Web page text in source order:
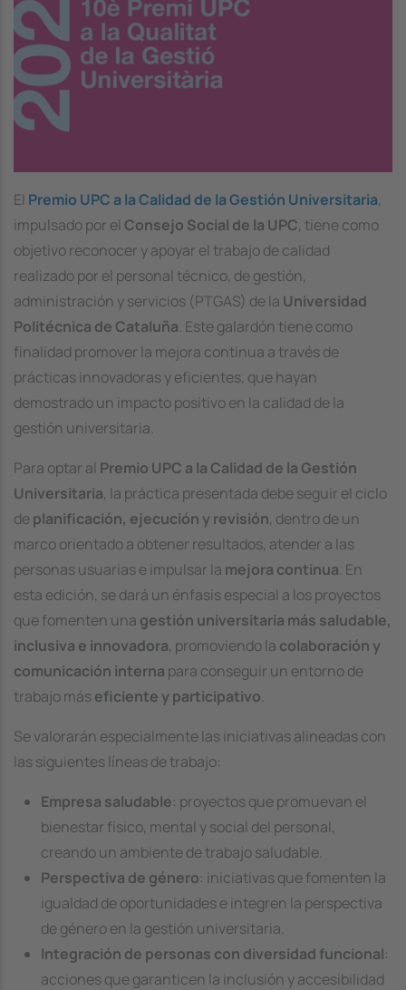
El Premio UPC a la Calidad de la Gestión Universitaria,
impulsado por el Consejo Social de la UPC, tiene como
objetivo reconocer y apoyar el trabajo de calidad
realizado por el personal técnico, de gestión,
administración y servicios (PTGAS) de la Universidad
Politécnica de Cataluña. Este galardón tiene como
finalidad promover la mejora continua a través de
prácticas innovadoras y eficientes, que hayan
demostrado un impacto positivo en la calidad de la
gestión universitaria.
Para optar al Premio UPC a la Calidad de la Gestión
Universitaria, la práctica presentada debe seguir el ciclo
deplanificación, ejecución y revisión, dentro de un
marco orientado a obtener resultados, atender a las
personas usuarias e impulsar la mejora continua. En
esta edición, se dará un énfasis especial a los proyectos
que fomenten una gestión universitaria más saludable,
inclusiva e innovadora, promoviendo la colaboración y
comunicación interna para conseguir un entorno de
trabajo máseficiente y participativo.
Se valorarán especialmente las iniciativas alineadas con
las siguientes líneas de trabajo:
Empresa saludable: proyectos que promuevan el
bienestar físico, mental y social del personal,
creando un ambiente de trabajo saludable.
Perspectiva de género: iniciativas que fomenten la
igualdad de oportunidades e integren la perspectiva
de género en la gestión universitaria.
Integración de personas con diversidad funcional:
acciones que garanticen la inclusión y accesibilidad